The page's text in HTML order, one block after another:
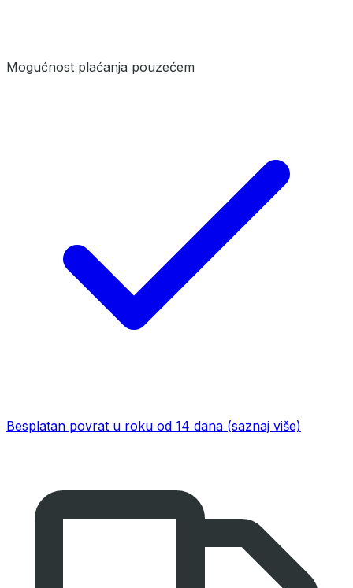
Mogućnost plaćanja pouzećem
Besplatan povrat u roku od 14 dana (saznaj više)